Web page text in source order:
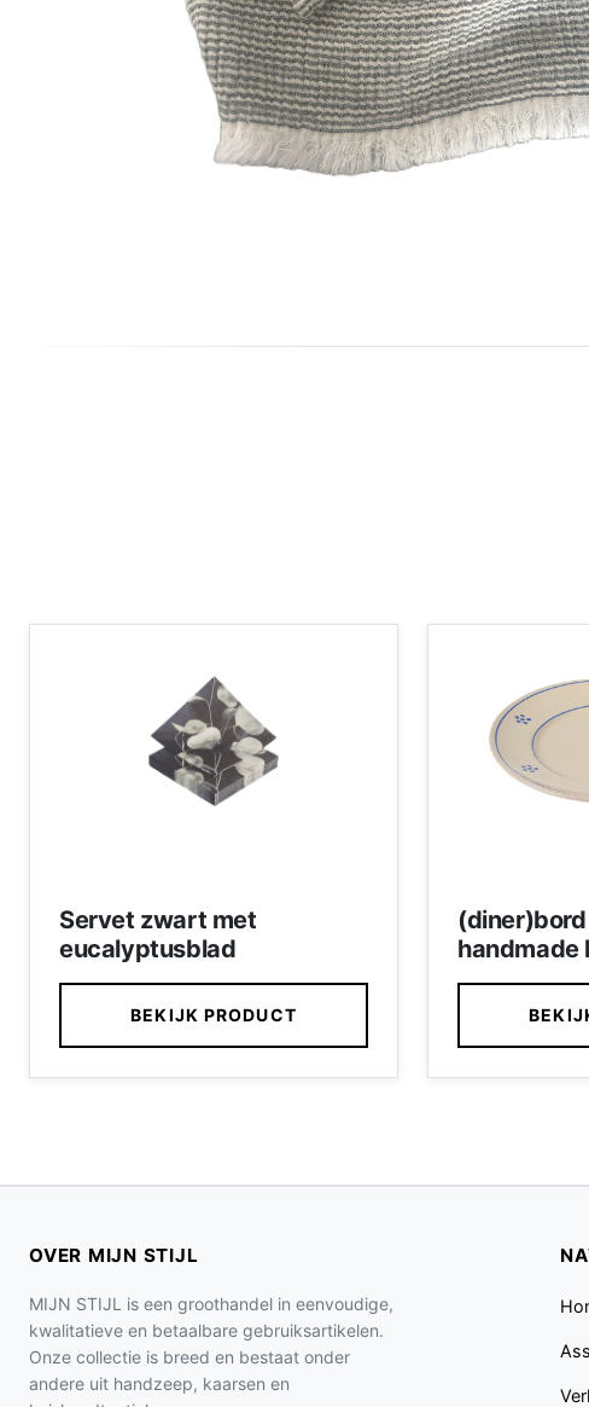
Servet zwart met
eucalyptusblad
BEKIJK PRODUCT
handmade
OVER MIJN STIJL
MIJN STIJL is een groothandel in eenvoudige,
kwalitatieve en betaalbare gebruiksartikelen.
Onze collectie is breed en bestaat onder
andere uit handzeep, kaarsen en